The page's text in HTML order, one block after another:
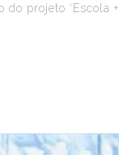
do projeto ‘Escola +